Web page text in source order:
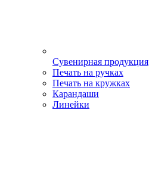
Сувенирная продукция
Печать на ручках
Печать на кружках
Карандаши
Линейки